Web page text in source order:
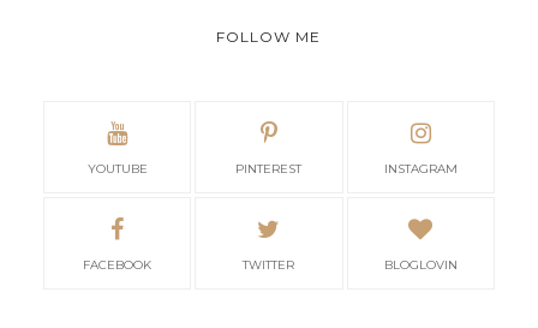
FOLLOW ME
YOUTUBE PINTEREST INSTAGRAM
FACEBOOK TWITTER BLOGLOVIN